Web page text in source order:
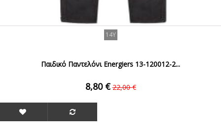
14Y
Παιδικό Παντελόνι Energiers 13-120012-2...
8,80 € 22,00 €